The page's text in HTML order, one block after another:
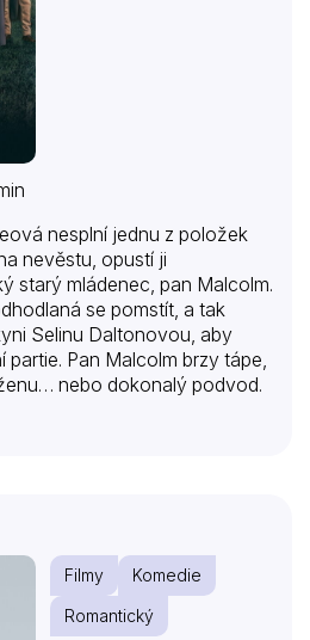
nesplní jednu z položek
nevěstu, opustí ji
starý mládenec, pan Malcolm.
se pomstít, a tak
Selinu Daltonovou, aby
partie. Pan Malcolm brzy tápe,
nebo dokonalý podvod.
Filmy
Komedie
Romantický